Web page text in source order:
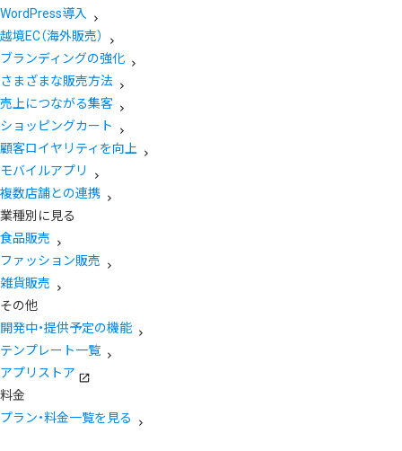
WordPress導入
越境EC（海外販売）
ブランディングの強化
さまざまな販売方法
売上につながる集客
ショッピングカート
顧客ロイヤリティを向上
モバイルアプリ
複数店舗との連携
業種別に見る
食品販売
ファッション販売
雑貨販売
その他
開発中・提供予定の機能
テンプレート一覧
アプリストア
料金
プラン・料金一覧を見る